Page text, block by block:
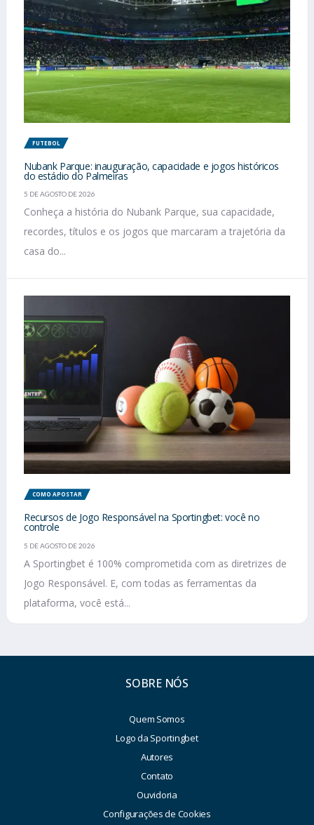
FUTEBOL
Nubank Parque: inauguração, capacidade e jogos históricos
do estádio do Palmeiras
5 DE AGOSTO DE 2026
Conheça a história do Nubank Parque, sua capacidade,
recordes, títulos e os jogos que marcaram a trajetória da
casa do...
COMO APOSTAR
Recursos de Jogo Responsável na Sportingbet: você no
controle
5 DE AGOSTO DE 2026
A Sportingbet é 100% comprometida com as diretrizes de
Jogo Responsável. E, com todas as ferramentas da
plataforma, você está...
SOBRE NÓS
Quem Somos
Logo da Sportingbet
Autores
Contato
Ouvidoria
Configurações de Cookies